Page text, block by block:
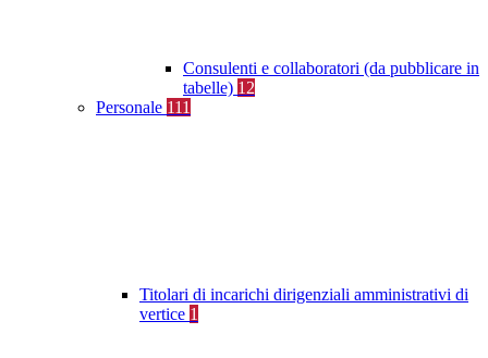
Consulenti e collaboratori (da pubblicare in
tabelle) 12
Personale 111
Titolari di incarichi dirigenziali amministrativi di
vertice 1